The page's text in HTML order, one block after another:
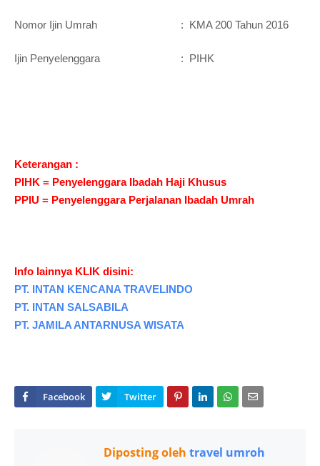
Nomor Ijin Umrah : KMA 200 Tahun 2016
Ijin Penyelenggara : PIHK
Keterangan :
PIHK = Penyelenggara Ibadah Haji Khusus
PPIU = Penyelenggara Perjalanan Ibadah Umrah
Info lainnya KLIK disini:
PT. INTAN KENCANA TRAVELINDO
PT. INTAN SALSABILA
PT. JAMILA ANTARNUSA WISATA
Diposting oleh travel umroh